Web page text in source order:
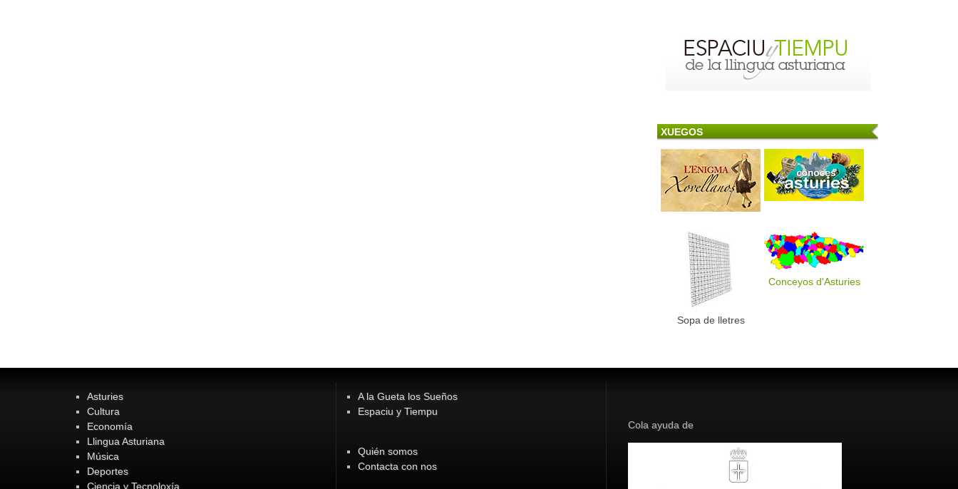
XUEGOS
Sopa de lletres
Conceyos d'Asturies
Asturies
Cultura
Economía
Llingua Asturiana
Música
Deportes
Ciencia y Tecnoloxía
A la Gueta los Sueños
Espaciu y Tiempu
Quién somos
Contacta con nos
Cola ayuda de